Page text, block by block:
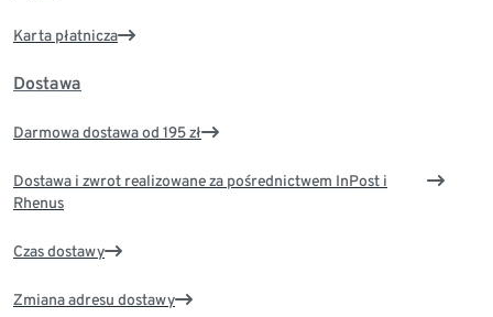
Karta płatnicza
Dostawa
Darmowa dostawa od 195 zł
Dostawa i zwrot realizowane za pośrednictwem InPost i
Rhenus
Czas dostawy
Zmiana adresu dostawy